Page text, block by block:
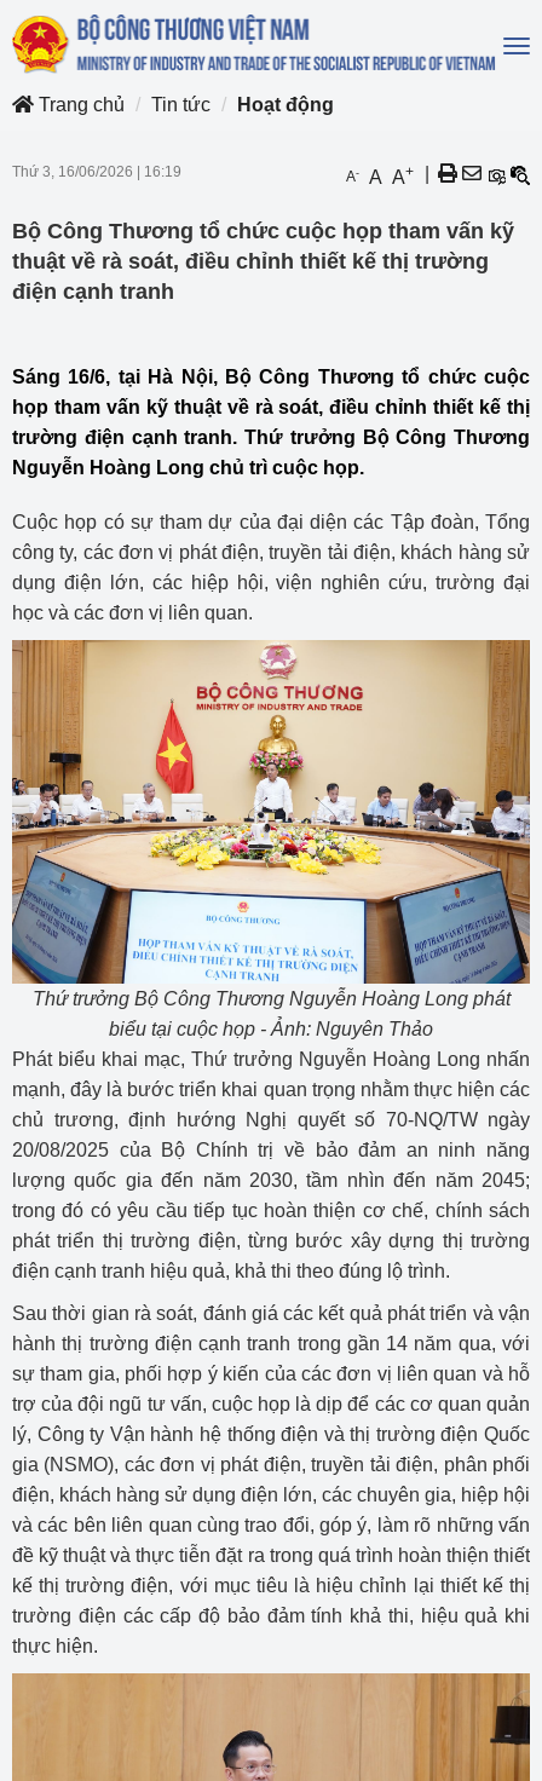
Trang chủ
Tin tức Hoạt động
Thứ 3, 16/06/2026 16:19 A- A A+
Bộ Công Thương tổ chức cuộc họp tham vấn kỹ
thuật về rà soát, điều chỉnh thiết kế thị trường
điện cạnh tranh
Sáng 16/6, tại Hà Nội, Bộ Công Thương tổ chức cuộc
họp tham vấn kỹ thuật về rà soát, điều chỉnh thiết kế thị
trường điện cạnh tranh. Thứ trưởng Bộ Công Thương
Nguyễn Hoàng Long chủ trì cuộc họp.
Cuộc họp có sự tham dự của đại diện các Tập đoàn, Tổng
công ty, các đơn vị phát điện, truyền tải điện, khách hàng sử
dụng điện lớn, các hiệp hội, viện nghiên cứu, trường đại
học và các đơn vị liên quan.
Thứ trưởng Bộ Công Thương Nguyễn Hoàng Long phát
biểu tại cuộc họp - Ảnh: Nguyên Thảo
Phát biểu khai mạc, Thứ trưởng Nguyễn Hoàng Long nhấn
mạnh, đây là bước triển khai quan trọng nhằm thực hiện các
chủ trương, định hướng Nghị quyết số 70-NQ/TW ngày
20/08/2025 của Bộ Chính trị về bảo đảm an ninh năng
lượng quốc gia đến năm 2030, tầm nhìn đến năm 2045;
trong đó có yêu cầu tiếp tục hoàn thiện cơ chế, chính sách
phát triển thị trường điện, từng bước xây dựng thị trường
điện cạnh tranh hiệu quả, khả thi theo đúng lộ trình.
Sau thời gian rà soát, đánh giá các kết quả phát triển và vận
hành thị trường điện cạnh tranh trong gần 14 năm qua, với
sự tham gia, phối hợp ý kiến của các đơn vị liên quan và hỗ
trợ của đội ngũ tư vấn, cuộc họp là dịp để các cơ quan quản
lý, Công ty Vận hành hệ thống điện và thị trường điện Quốc
gia (NSMO), các đơn vị phát điện, truyền tải điện, phân phối
điện, khách hàng sử dụng điện lớn, các chuyên gia, hiệp hội
và các bên liên quan cùng trao đổi, góp ý, làm rõ những vấn
đề kỹ thuật và thực tiễn đặt ra trong quá trình hoàn thiện thiết
kế thị trường điện, với mục tiêu là hiệu chỉnh lại thiết kế thị
trường điện các cấp độ bảo đảm tính khả thi, hiệu quả khi
thực hiện.